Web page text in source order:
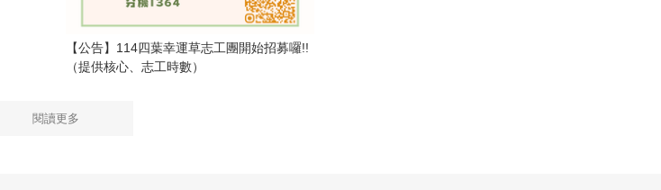
【公告】114四葉幸運草志工團開始招募囉!!
（提供核心、志工時數）
閱讀更多